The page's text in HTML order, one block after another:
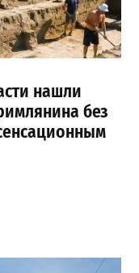
нашли
без